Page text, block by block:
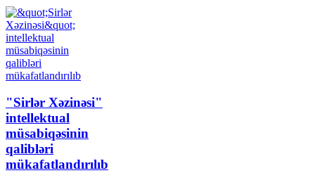
"Sirlər Xəzinəsi"
intellektual
müsabiqəsinin
qalibləri
mükafatlandırılıb